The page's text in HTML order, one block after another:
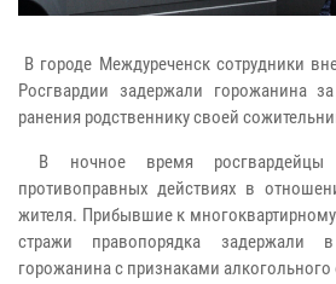
В городе Междуреченск сотрудники
Росгвардии задержали горожанина
ранения родственнику своей
В ночное время
противоправных действиях в
жителя. Прибывшие к
стражи правопорядка задержали в
горожанина с признаками алкогольного